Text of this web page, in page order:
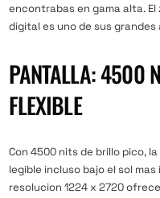
encontrabas en gama alta.
digital es uno de sus
PANTALLA: 4500
FLEXIBLE
Con 4500 nits de brillo pico,
legible incluso bajo el sol mas
resolucion 1224 x 2720